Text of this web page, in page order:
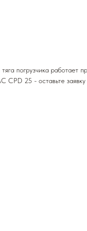
погрузчика работает
CPD 25 - оставьте